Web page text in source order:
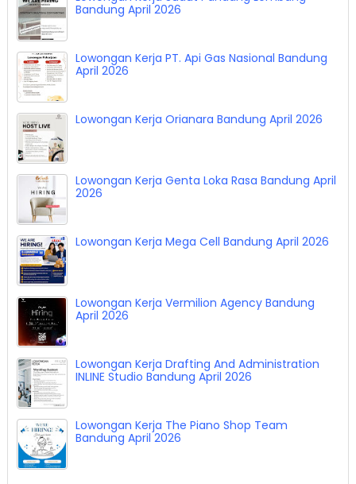
Bandung April 2026
Lowongan Kerja PT. Api Gas Nasional Bandung
April 2026
Lowongan Kerja Orianara Bandung April 2026
Lowongan Kerja Genta Loka Rasa Bandung April
2026
Lowongan Kerja Mega Cell Bandung April 2026
Lowongan Kerja Vermilion Agency Bandung
April 2026
Lowongan Kerja Drafting And Administration
INLINE Studio Bandung April 2026
Lowongan Kerja The Piano Shop Team
Bandung April 2026